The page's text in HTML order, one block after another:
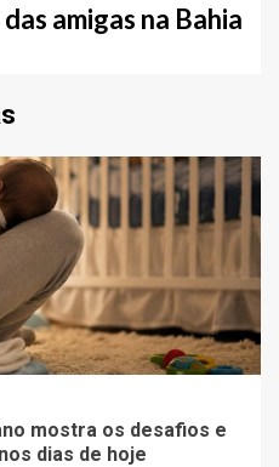
das amigas na Bahia
mostra os desafios e
dias de hoje